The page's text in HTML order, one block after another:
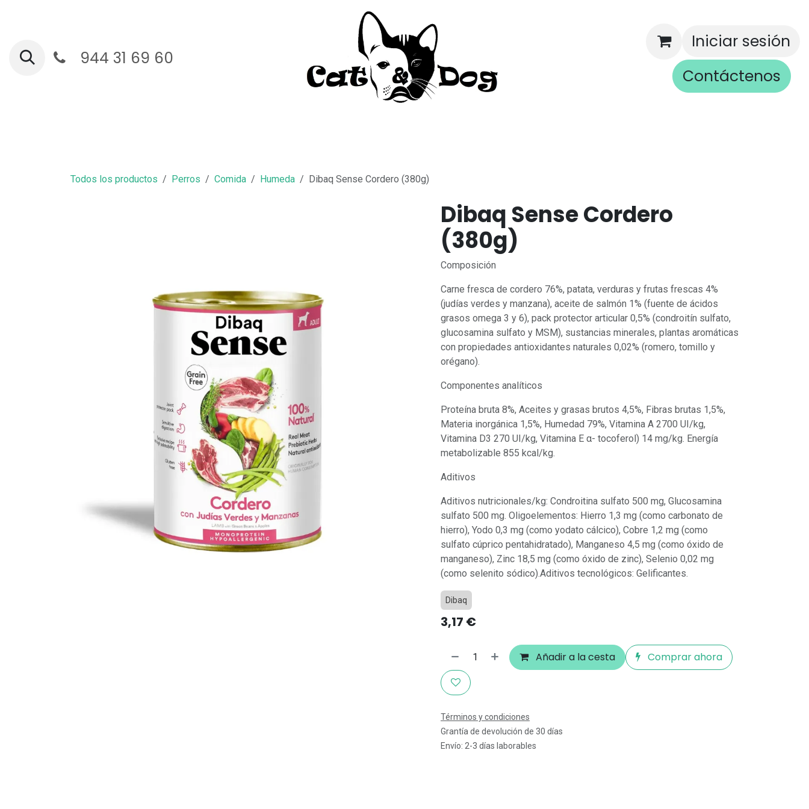
944 31 69 60
Iniciar sesión
Contáctenos
Todos los productos Perros Comida Humeda Dibaq Sense Cordero (380g)
Dibaq Sense Cordero
(380g)
Composición
Carne fresca de cordero 76%, patata, verduras y frutas frescas 4%
(judías verdes y manzana), aceite de salmón 1% (fuente de ácidos
grasos omega 3 y 6), pack protector articular 0,5% (condroitín sulfato,
glucosamina sulfato y MSM), sustancias minerales, plantas aromáticas
con propiedades antioxidantes naturales 0,02% (romero, tomillo y
orégano).
Componentes analíticos
Proteína bruta 8%, Aceites y grasas brutos 4,5%, Fibras brutas 1,5%,
Materia inorgánica 1,5%, Humedad 79%, Vitamina A 2700 UI/kg,
Vitamina D3 270 UI/kg, Vitamina E α- tocoferol) 14 mg/kg. Energía
metabolizable 855 kcal/kg.
Aditivos
Aditivos nutricionales/kg: Condroitina sulfato 500 mg, Glucosamina
sulfato 500 mg. Oligoelementos: Hierro 1,3 mg (como carbonato de
hierro), Yodo 0,3 mg (como yodato cálcico), Cobre 1,2 mg (como
sulfato cúprico pentahidratado), Manganeso 4,5 mg (como óxido de
manganeso), Zinc 18,5 mg (como óxido de zinc), Selenio 0,02 mg
(como selenito sódico).Aditivos tecnológicos: Gelificantes.
Dibaq
3,17 €
Añadir a la cesta Comprar ahora
Términos y condiciones
Grantía de devolución de 30 días
Envío: 2-3 días laborables